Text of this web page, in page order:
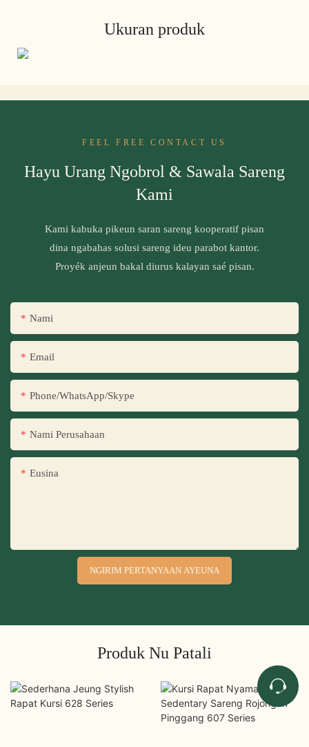
Ukuran produk
FEEL FREE CONTACT US
Hayu Urang Ngobrol & Sawala Sareng
Kami
Kami kabuka pikeun saran sareng kooperatif pisan
dina ngabahas solusi sareng ideu parabot kantor.
Proyék anjeun bakal diurus kalayan saé pisan.
Nami
Email
Phone/WhatsApp/Skype
Nami Perusahaan
Eusina
NGIRIM PERTANYAAN AYEUNA
Produk Nu Patali